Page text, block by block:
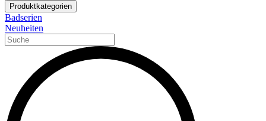
Produktkategorien
Badserien
Neuheiten